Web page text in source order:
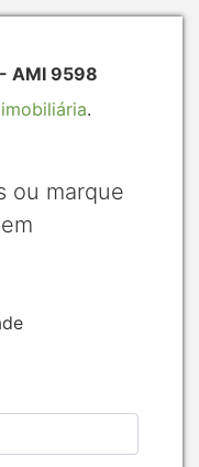
AMI 9598
.
ou marque